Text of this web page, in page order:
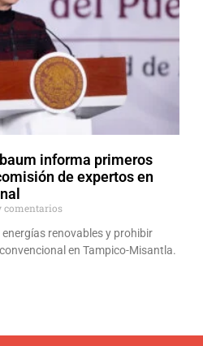
informa primeros
de expertos en
comentarios
renovables y prohibir
en Tampico-Misantla.